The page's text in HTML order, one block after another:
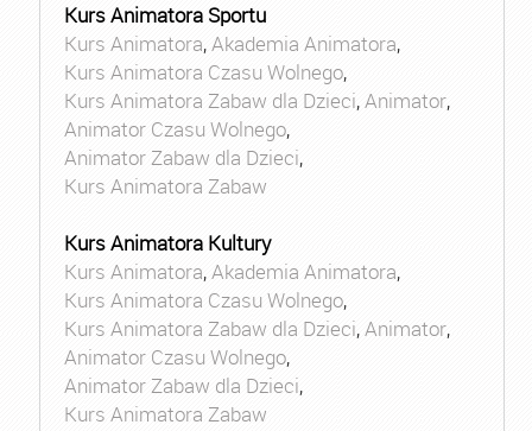
Kurs Animatora Sportu
Kurs Animatora,Akademia Animatora,
Kurs Animatora Czasu Wolnego,
Kurs Animatora Zabaw dla Dzieci,Animator,
Animator Czasu Wolnego,
Animator Zabaw dla Dzieci,
Kurs Animatora Zabaw
Kurs Animatora Kultury
Kurs Animatora,Akademia Animatora,
Kurs Animatora Czasu Wolnego,
Kurs Animatora Zabaw dla Dzieci,Animator,
Animator Czasu Wolnego,
Animator Zabaw dla Dzieci,
Kurs Animatora Zabaw